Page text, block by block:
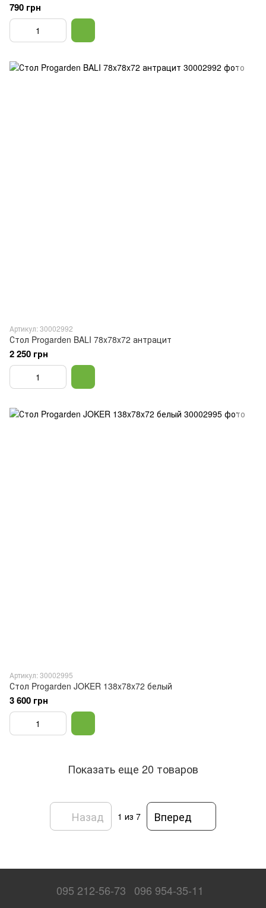
790 грн
Артикул: 30002992
Стол Progarden BALI 78x78x72 антрацит
2 250 грн
Артикул: 30002995
Стол Progarden JOKER 138x78x72 белый
3 600 грн
Показать еще 20 товаров
Назад 1 из 7 Вперед
095 212-56-73 096 954-35-11